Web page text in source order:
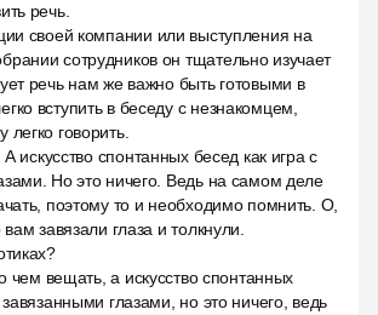
речь.
своей компании или выступления на
сотрудников он тщательно изучает
речь нам же важно быть готовыми в
вступить в беседу с незнакомцем,
легко говорить.
искусство спонтанных бесед как игра с
Но это ничего. Ведь на самом деле
поэтому то и необходимо помнить. О,
вам завязали глаза и толкнули.
чем вещать, а искусство спонтанных
завязанными глазами, но это ничего, ведь